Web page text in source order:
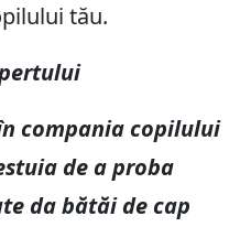
tău.
compania copilului
de a proba
da bătăi de cap